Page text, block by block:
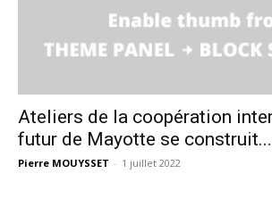
Ateliers de la coopération
futur de Mayotte se construit...
Pierre MOUYSSET - 1 juillet 2022